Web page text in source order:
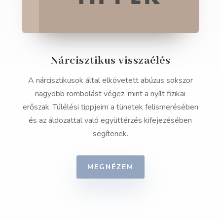
Nárcisztikus visszaélés
A nárcisztikusok által elkövetett abúzus sokszor
nagyobb rombolást végez, mint a nyílt fizikai
erőszak. Túlélési tippjeim a tünetek felismerésében
és az áldozattal való együttérzés kifejezésében
segítenek.
MEGNÉZEM